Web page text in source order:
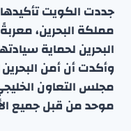
جددت الكويت
مملكة البحرين،
البحرين لحماية
وأكدت أن أمن
مجلس التعاون
موحد من قبل جميع